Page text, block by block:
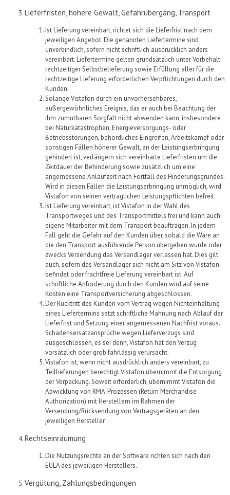
Lieferfristen, höhere Gewalt, Gefahrübergang, Transport
Ist Lieferung vereinbart,richtet sich die Lieferfrist nach dem
jeweiligen Angebot.Die genannten Liefertermine sind
unverbindlich, sofern nicht schriftlich ausdrücklich anders
vereinbart.Liefertermine gelten grundsätzlich unter Vorbehalt
rechtzeitigerSelbstbelieferung sowie Erfüllung aller für die
rechtzeitige Lieferung erforderlichen Verpflichtungen durch den
Kunden.
Solange Vistafon durch ein unvorhersehbares,
außergewöhnliches Ereignis, das er auch bei Beachtung der
ihm zumutbaren Sorgfalt nicht abwenden kann, insbesondere
bei Naturkatastrophen, Energieversorgungs- oder
Betriebsstörungen, behördliches Eingreifen, Arbeitskampf oder
sonstigen Fällen höherer Gewalt, an der Leistungserbringung
gehindert ist, verlängern sich vereinbarte Lieferfristen um die
Zeitdauer der Behinderung sowie zusätzlich um eine
angemessene Anlaufzeit nach Fortfall des Hinderungsgrundes.
Wird in diesen Fällen die Leistungserbringung unmöglich, wird
Vistafon von seinen vertraglichen Leistungspflichten befreit.
Ist Lieferung vereinbart, istVistafon in derWahl des
Transportweges und des Transportmittels frei und kann auch
eigene Mitarbeiter mit dem Transport beauftragen.In jedem
Fall geht die Gefahr auf den Kunden über, sobald die Ware an
die den Transport ausführende Person übergeben wurde oder
zwecks Versendung das Versandlager verlassen hat. Dies gilt
auch, sofern das Versandlager sich nicht am Sitz von Vistafon
befindet oderfrachtfreie Lieferung vereinbart ist. Auf
schriftliche Anforderung durch den Kunden wird auf seine
Kosten eine Transportversicherung abgeschlossen.
Der Rücktritt des Kunden vom Vertrag wegen Nichteinhaltung
eines Liefertermins setzt schriftliche Mahnung nach Ablauf der
Lieferfrist und Setzung einer angemessenen Nachfrist voraus.
Schadensersatzansprüche wegen Lieferverzugs sind
ausgeschlossen, es sei denn,Vistafon hat den Verzug
vorsätzlich oder grob fahrlässig verursacht.
Vistafon ist, wenn nicht ausdrücklich anders vereinbart, zu
Teillieferungen berechtigt.Vistafon übernimmt die Entsorgung
der Verpackung. Soweit erforderlich, übernimmtVistafon die
Abwicklung von RMA-Prozessen (Return Merchandise
Authorization) mit Herstellern im Rahmen der
Versendung/Rücksendung von Vertragsgeräten an den
jeweiligen Hersteller.
Rechtseinräumung
Die Nutzungsrechte an der Software richten sich nach den
EULA des jeweiligen Herstellers.
Vergütung, Zahlungsbedingungen